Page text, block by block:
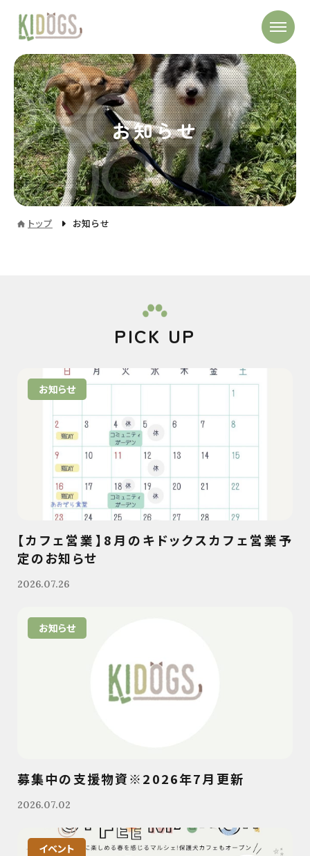
お知らせ
トップ お知らせ
PICK UP
お知らせ
【カフェ営業】8月のキドックスカフェ営業予
定のお知らせ
2026.07.26
お知らせ
募集中の支援物資※2026年7月更新
2026.07.02
イベント